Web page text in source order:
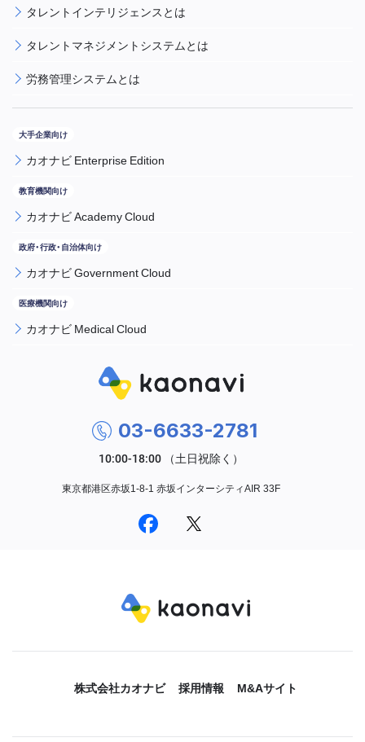
タレントインテリジェンスとは
タレントマネジメントシステムとは
労務管理システムとは
カオナビ Enterprise Edition
カオナビ Academy Cloud
カオナビ Government Cloud
カオナビ Medical Cloud
03-6633-2781
東京都港区赤坂1-8-1 赤坂インターシティAIR 33F
株式会社カオナビ 採用情報 M&Aサイト